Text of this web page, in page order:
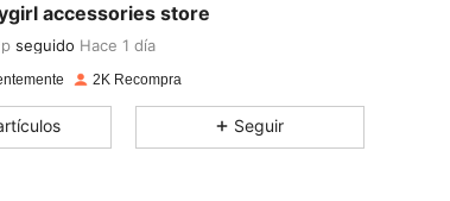
accessories store
seguido
58Artículos
58 511
58 511
2K Recompra
Seguir